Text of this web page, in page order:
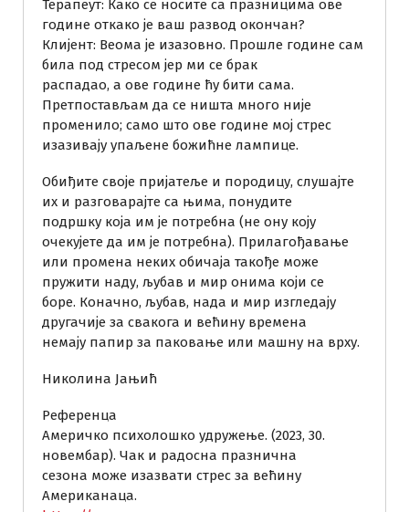
Терапеут: Како се носите са празницима ове
године откако је ваш развод окончан?
Клијент: Веома је изазовно. Прошле године сам
била под стресом јер ми се брак
распадао, а ове године ћу бити сама.
Претпостављам да се ништа много није
променило; само што ове године мој стрес
изазивају упаљене божићне лампице.
Обиђите своје пријатеље и породицу, слушајте
их и разговарајте са њима, понудите
подршку која им је потребна (не ону коју
очекујете да им је потребна). Прилагођавање
или промена неких обичаја такође може
пружити наду, љубав и мир онима који се
боре. Коначно, љубав, нада и мир изгледају
другачије за свакога и већину времена
немају папир за паковање или машну на врху.
Николина Јањић
Референца
Америчко психолошко удружење. (2023, 30.
новембар). Чак и радосна празнична
сезона може изазвати стрес за већину
Американаца.